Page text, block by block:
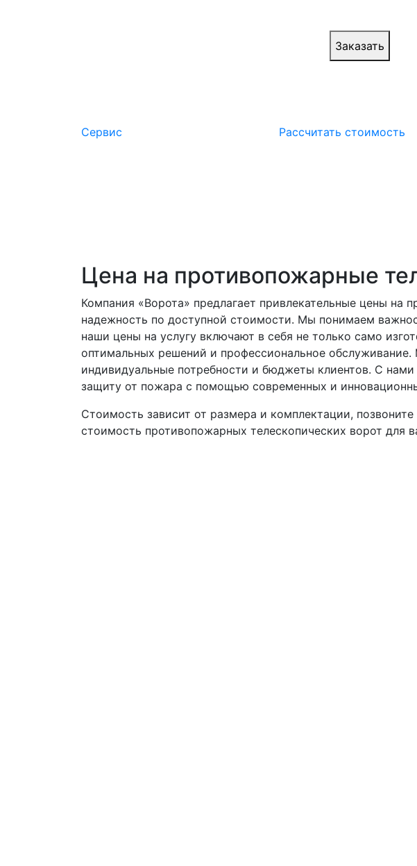
Заказать
Сервис Расcчитать стоимость
Цена на противопожарные
Компания «Ворота» предлагает привлекательные цены на
надежность по доступной стоимости. Мы понимаем
наши цены на услугу включают в себя не только само
оптимальных решений и профессиональное
индивидуальные потребности и бюджеты клиентов. С
защиту от пожара с помощью современных и
Стоимость зависит от размера и комплектации,
стоимость противопожарных телескопических ворот для